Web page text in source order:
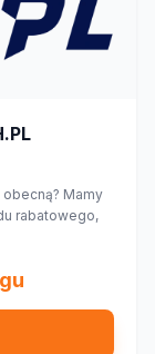
Mamy
rabatowego,